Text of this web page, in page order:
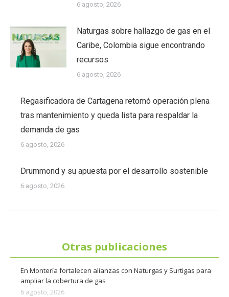
6 agosto, 2026
Naturgas sobre hallazgo de gas en el
Caribe, Colombia sigue encontrando
recursos
6 agosto, 2026
Regasificadora de Cartagena retomó operación plena
tras mantenimiento y queda lista para respaldar la
demanda de gas
6 agosto, 2026
Drummond y su apuesta por el desarrollo sostenible
6 agosto, 2026
Otras publicaciones
En Montería fortalecen alianzas con Naturgas y Surtigas para
ampliar la cobertura de gas
6 agosto, 2026